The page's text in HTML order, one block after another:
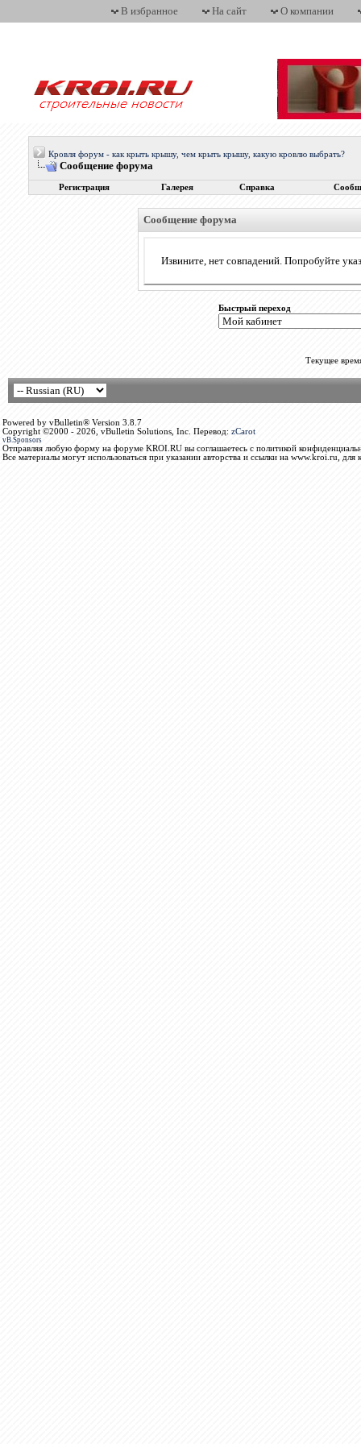
В избранное На сайт О компании
Кровля форум - как крыть крышу, чем крыть крышу, какую кровлю выбрать?
Сообщение форума
Регистрация Галерея Справка
Сообщение форума
Извините, нет совпадений. Попробуйте
Быстрый переход
Текущее
Powered by vBulletin® Version 3.8.7
Copyright ©2000 - 2026, vBulletin Solutions, Inc. Перевод: zCarot
vB.Sponsors
Отправляя любую форму на форуме KROI.RU вы соглашаетесь с политикой
Все материалы могут использоваться при указании авторства и ссылки на www.kroi.ru, для